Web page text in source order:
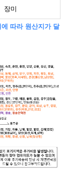
장미
따라 원산지가 달